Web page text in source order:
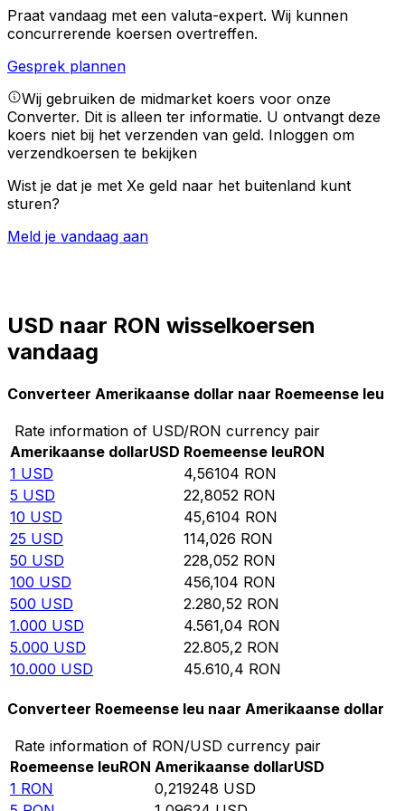
Praat vandaag met een valuta-expert. Wij kunnen
concurrerende koersen overtreffen.
Gesprek plannen
Wij gebruiken de midmarket koers voor onze
Converter. Dit is alleen ter informatie. U ontvangt deze
koers niet bij het verzenden van geld. Inloggen om
verzendkoersen te bekijken
Wist je dat je met Xe geld naar het buitenland kunt
sturen?
Meld je vandaag aan
USD naar RON wisselkoersen
vandaag
Converteer Amerikaanse dollar naar Roemeense leu
Rate information of USD/RON currency pair
Amerikaanse dollarUSD Roemeense leuRON
1 USD 4,56104 RON
5 USD 22,8052 RON
10 USD 45,6104 RON
25 USD 114,026 RON
50 USD 228,052 RON
100 USD 456,104 RON
500 USD 2.280,52 RON
1.000 USD 4.561,04 RON
5.000 USD 22.805,2 RON
10.000 USD 45.610,4 RON
Converteer Roemeense leu naar Amerikaanse dollar
Rate information of RON/USD currency pair
Roemeense leuRON Amerikaanse dollarUSD
1 RON 0,219248 USD